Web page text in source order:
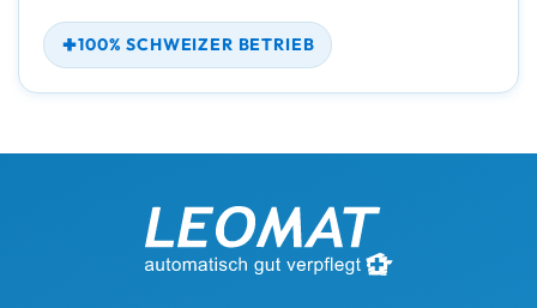
100% SCHWEIZER BETRIEB